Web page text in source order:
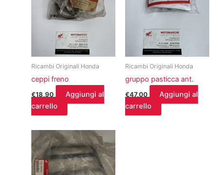
Ricambi Originali Honda
ceppi freno
€18,90
Aggiungi al
carrello
Ricambi Originali Honda
gruppo pasticca ant.
€47,00
Aggiungi al
carrello